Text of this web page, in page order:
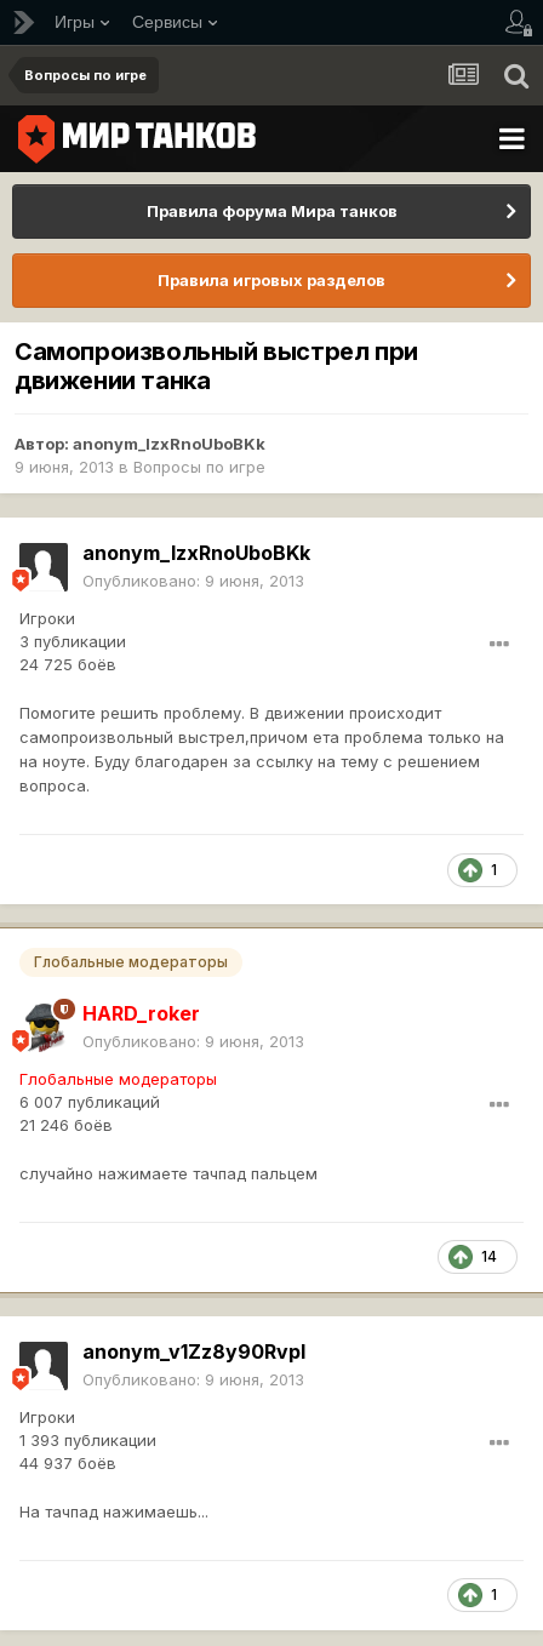
Игры Сервисы
Вопросы по игре
Правила форума Мира танков
Правила игровых разделов
Самопроизвольный выстрел при
движении танка
Автор: anonym_lzxRnoUboBKk
9 июня, 2013 в Вопросы по игре
anonym_lzxRnoUboBKk
Опубликовано: 9 июня, 2013
Игроки
3 публикации
24 725 боёв
Помогите решить проблему. В движении происходит
самопроизвольный выстрел,причом ета проблема только на
на ноуте. Буду благодарен за ссылку на тему с решением
вопроса.
1
Глобальные модераторы
HARD_roker
Опубликовано: 9 июня, 2013
Глобальные модераторы
6 007 публикаций
21 246 боёв
случайно нажимаете тачпад пальцем
14
anonym_v1Zz8y90RvpI
Опубликовано: 9 июня, 2013
Игроки
1 393 публикации
44 937 боёв
На тачпад нажимаешь...
1